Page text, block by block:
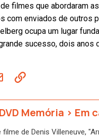
filmes que abordaram
com enviados de outros
ocupa um lugar
sucesso, dois anos
DVD Memória > Em
de Denis Villeneuve,